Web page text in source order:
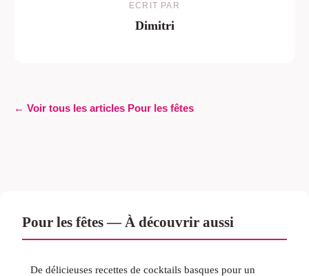
ECRIT PAR
Dimitri
← Voir tous les articles Pour les fêtes
Pour les fêtes — À découvrir aussi
De délicieuses recettes de cocktails basques pour un